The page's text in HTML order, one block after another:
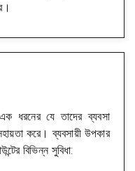
ধরনের যে তাদের ব্যবসা
করে। ব্যবসায়ী উপকার
বিভিন্ন সুবিধা: